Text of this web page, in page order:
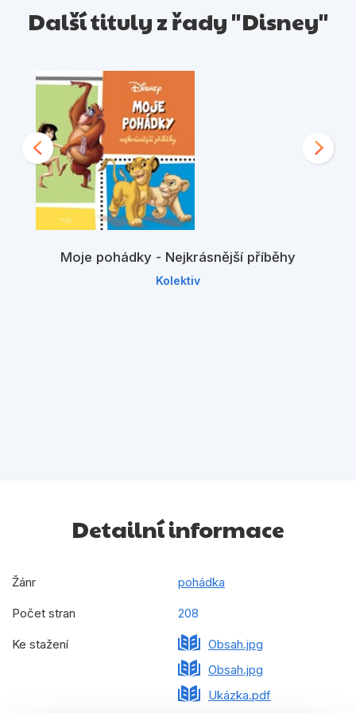
Další tituly z řady "Disney"
Moje pohádky - Nejkrásnější příběhy
Kolektiv
Detailní informace
Žánr pohádka
Počet stran 208
Ke stažení
Obsah.jpg
Obsah.jpg
Ukázka.pdf